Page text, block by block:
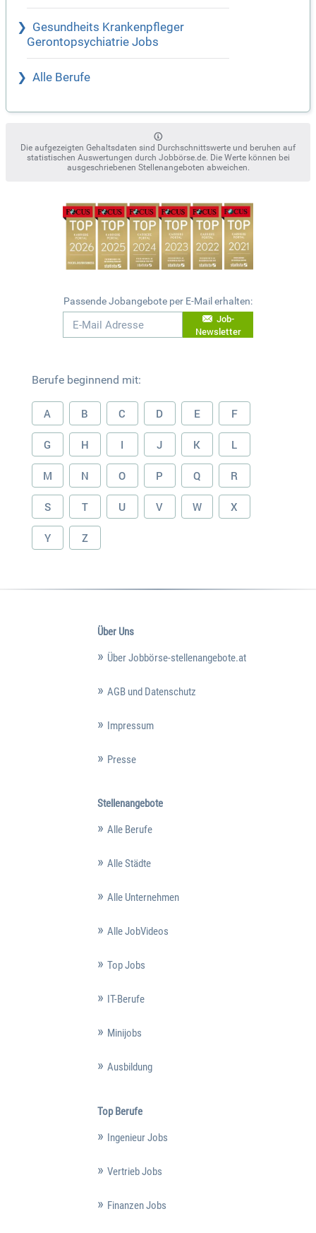
Gesundheits Krankenpfleger
Gerontopsychiatrie Jobs
Alle Berufe
Die aufgezeigten Gehaltsdaten sind Durchschnittswerte und beruhen auf
statistischen Auswertungen durch Jobbörse.de. Die Werte können bei
ausgeschriebenen Stellenangeboten abweichen.
Passende Jobangebote per E-Mail erhalten:
Job-
Newsletter
Berufe beginnend mit:
A B C D E F
G H I J K L
M N O P Q R
S T U V W X
Y Z
Über Uns
Über Jobbörse-stellenangebote.at
AGB und Datenschutz
Impressum
Presse
Stellenangebote
Alle Berufe
Alle Städte
Alle Unternehmen
Alle JobVideos
Top Jobs
IT-Berufe
Minijobs
Ausbildung
Top Berufe
Ingenieur Jobs
Vertrieb Jobs
Finanzen Jobs